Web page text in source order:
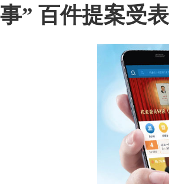
事” 百件提案受